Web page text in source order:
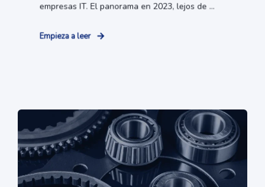
empresas IT. El panorama en 2023, lejos de ...
Empieza a leer